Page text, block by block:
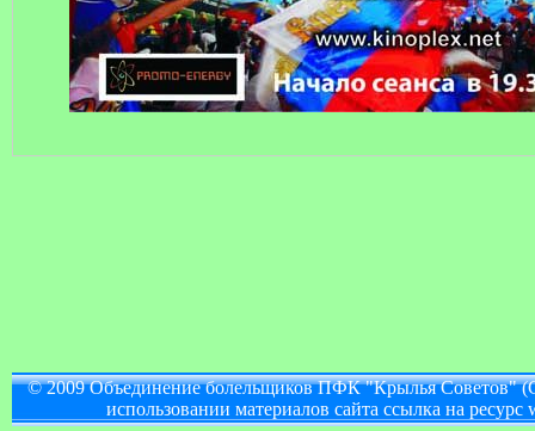
© 2009 Объединение болельщиков ПФК "Крылья
использовании материалов сайта ссылка на ресурс